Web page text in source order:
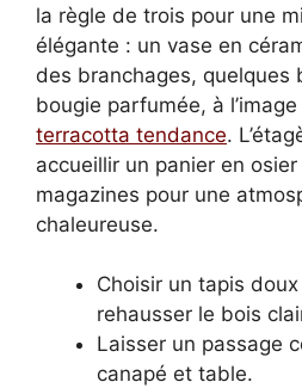
la règle de trois pour une
élégante : un vase en
des branchages, quelques
bougie parfumée, à
terracotta tendance.
accueillir un panier en
magazines pour une
chaleureuse.
Choisir un tapis
rehausser le bois
Laisser un passage
canapé et table.